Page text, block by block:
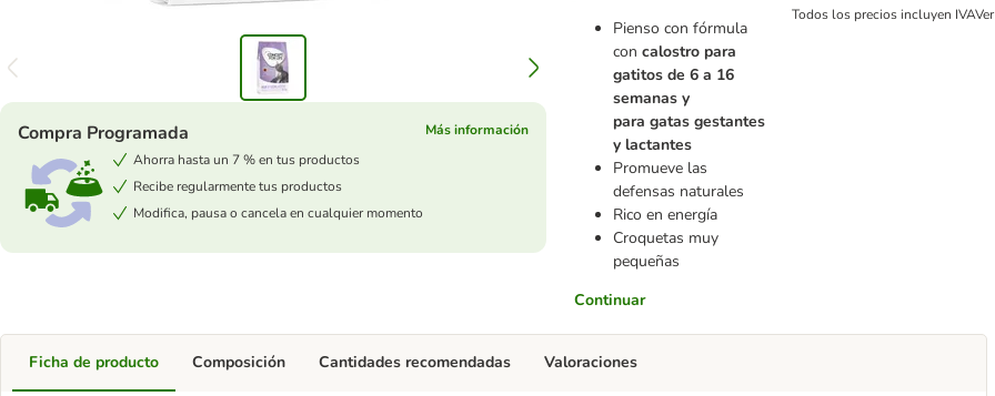
Pienso con fórmula
con calostro para
gatitos de 6 a 16
semanas y
para gatas gestantes
y lactantes
Promueve las
defensas naturales
Rico en energía
Croquetas muy
pequeñas
Continuar
Compra Programada
Más información
Ahorra hasta un 7 % en tus productos
Recibe regularmente tus productos
Modifica, pausa o cancela en cualquier momento
Todos los precios incluyen IVAVer
Ficha de producto Composición Cantidades recomendadas Valoraciones